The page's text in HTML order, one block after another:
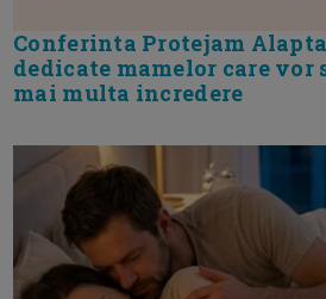
Conferinta Protejam
dedicate mamelor care vor
mai multa incredere